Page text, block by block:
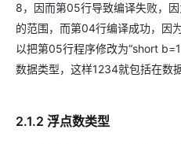
8，因而第05行导致编译失败，
的范围，而第04行编译成功，因
以把第05行程序修改为“short
数据类型，这样1234就包括在数
2.1.2 浮点数类型